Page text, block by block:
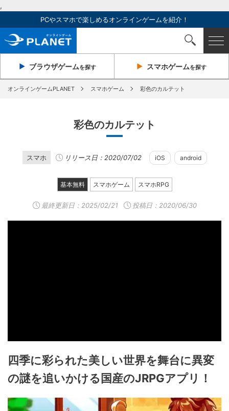
,
PCやスマホで楽しめるオンラインゲームを紹介！
ブラウザゲームを探す スマホゲームを探す
オンラインゲームPLANET スマホゲーム 彩色のカルテット
彩色のカルテット
スマホ リリース日：2020/07/02 iOS android
基本無料 スマホゲーム スマホRPG
最終更新日： 2025/02/21 投稿日：2020/06/30
四季に彩られた美しい世界を舞台に異変
の謎を追いかける国産のJRPGアプリ！